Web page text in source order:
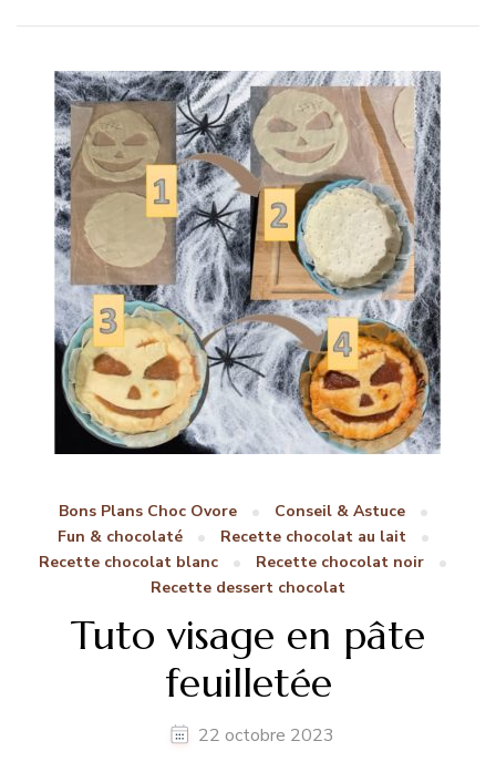
Bons Plans Choc Ovore
Conseil & Astuce
Fun & chocolaté
Recette chocolat au lait
Recette chocolat blanc
Recette chocolat noir
Recette dessert chocolat
Tuto visage en pâte
feuilletée
22 octobre 2023